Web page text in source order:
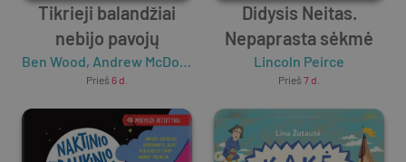
Tikrieji balandžiai
nebijo pavojų
Ben Wood, Andrew McDonald
Prieš 6 d.
Didysis Neitas.
Nepaprasta sėkmė
Lincoln Peirce
Prieš 7 d.